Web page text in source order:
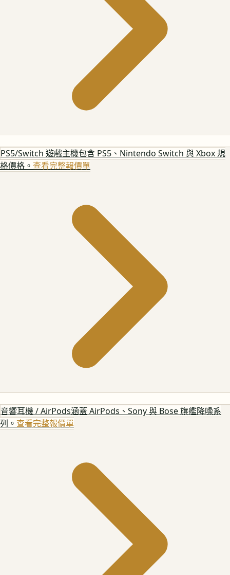
PS5/Switch 遊戲主機包含 PS5、Nintendo Switch 與 Xbox 規
格價格。 查看完整報價單
音響耳機 / AirPods涵蓋 AirPods、Sony 與 Bose 旗艦降噪系
列。 查看完整報價單